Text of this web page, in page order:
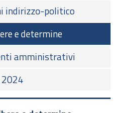
indirizzo-politico
e determine
amministrativi
2024